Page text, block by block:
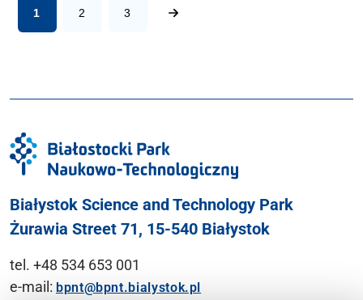
1 2 3
Białystok Science and Technology Park
Żurawia Street 71, 15-540 Białystok
tel. +48 534 653 001
e-mail: bpnt@bpnt.bialystok.pl